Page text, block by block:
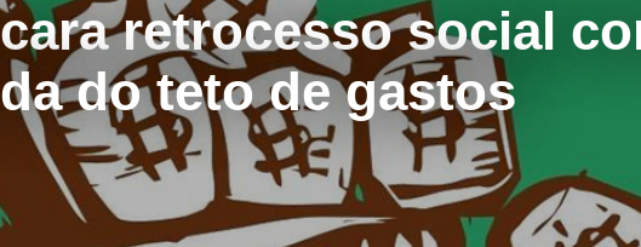
retrocesso social
do teto de gastos